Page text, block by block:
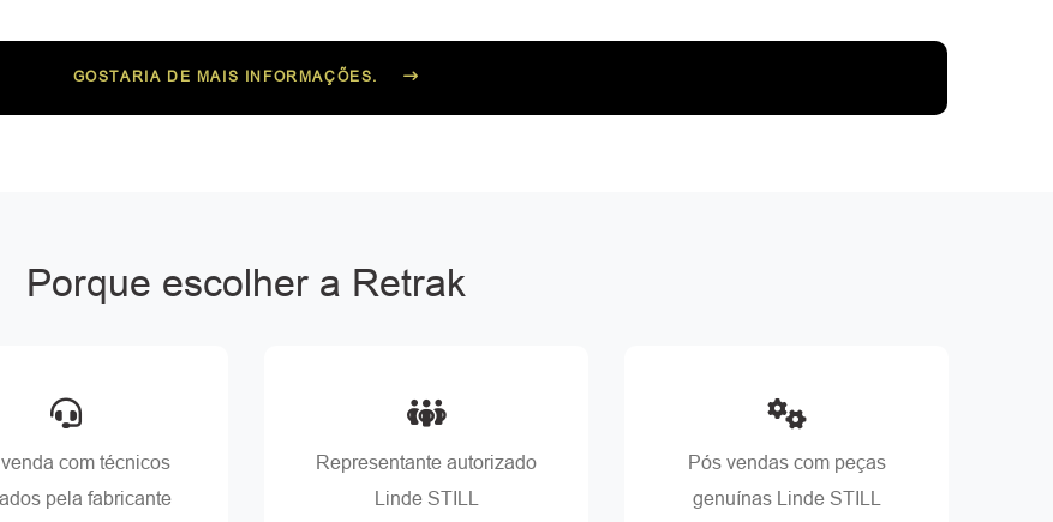
GOSTARIA DE MAIS INFORMAÇÕES.
Porque escolher a Retrak
com técnicos
pela fabricante
Representante autorizado
Linde STILL
Pós vendas com peças
genuínas Linde STILL